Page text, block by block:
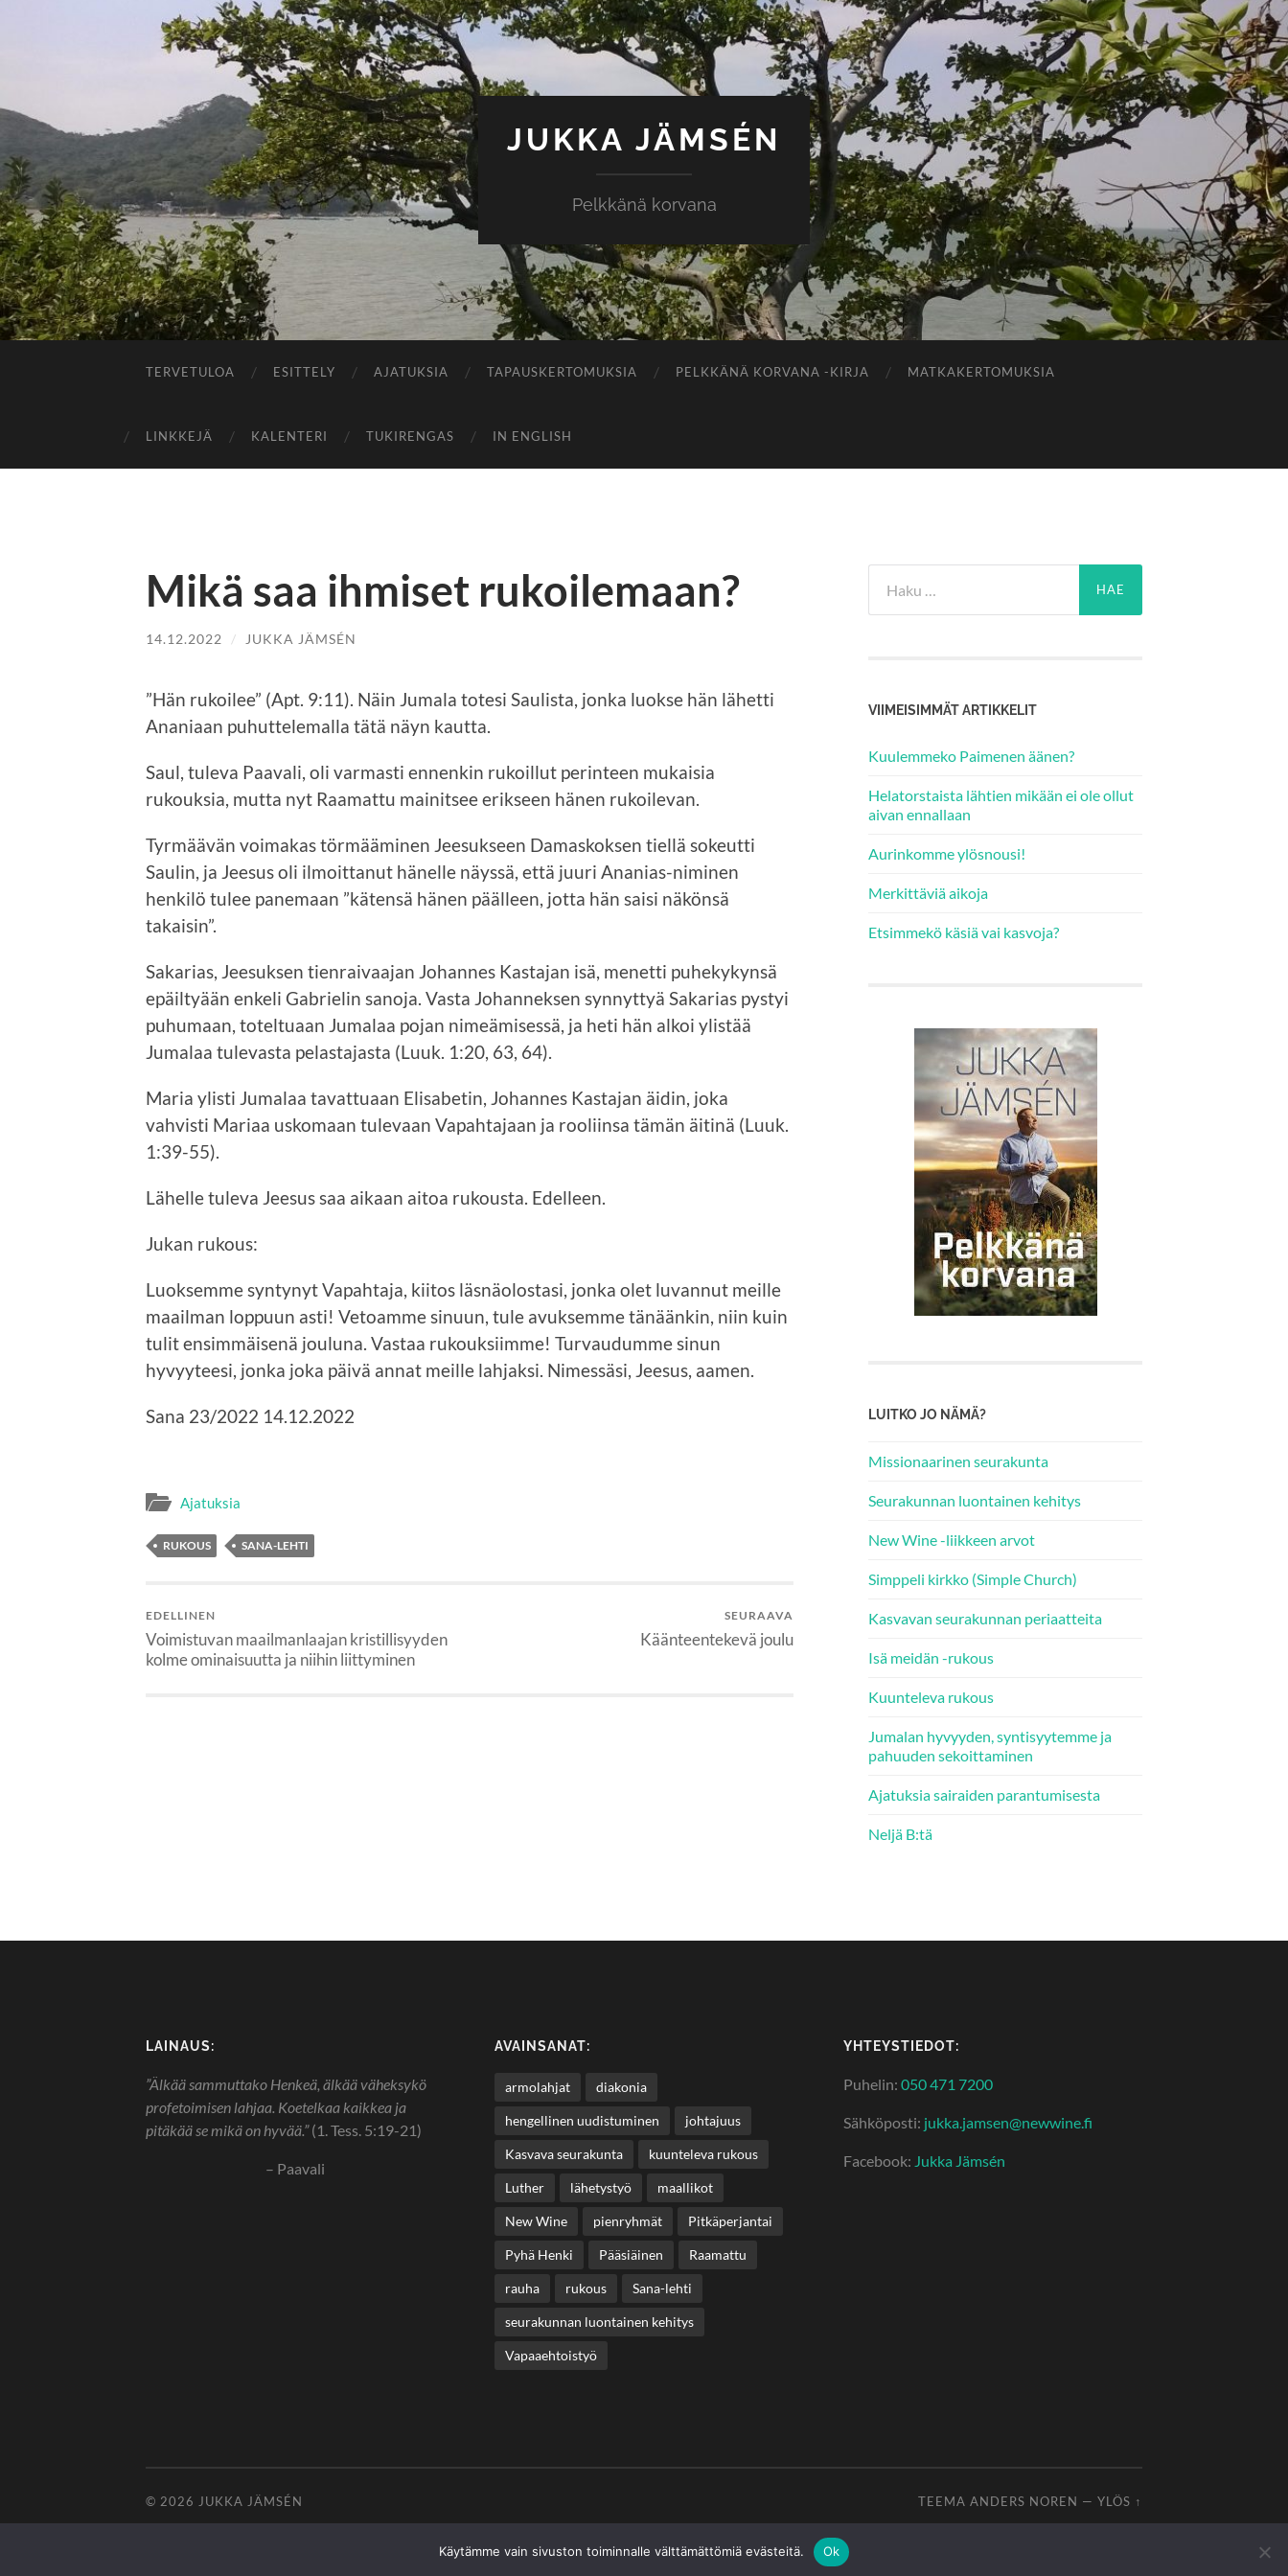
JUKKA JÄMSÉN
Pelkkänä korvana
TERVETULOA ESITTELY AJATUKSIA TAPAUSKERTOMUKSIA PELKKÄNÄ KORVANA -KIRJA MATKAKERTOMUKSIA
LINKKEJÄ KALENTERI TUKIRENGAS IN ENGLISH
Mikä saa ihmiset rukoilemaan?
14.12.2022 / JUKKA JÄMSÉN
”Hän rukoilee” (Apt. 9:11). Näin Jumala totesi Saulista, jonka luokse hän lähetti
Ananiaan puhuttelemalla tätä näyn kautta.
Saul, tuleva Paavali, oli varmasti ennenkin rukoillut perinteen mukaisia
rukouksia, mutta nyt Raamattu mainitsee erikseen hänen rukoilevan.
Tyrmäävän voimakas törmääminen Jeesukseen Damaskoksen tiellä sokeutti
Saulin, ja Jeesus oli ilmoittanut hänelle näyssä, että juuri Ananias-niminen
henkilö tulee panemaan ”kätensä hänen päälleen, jotta hän saisi näkönsä
takaisin”.
Sakarias, Jeesuksen tienraivaajan Johannes Kastajan isä, menetti puhekykynsä
epäiltyään enkeli Gabrielin sanoja. Vasta Johanneksen synnyttyä Sakarias pystyi
puhumaan, toteltuaan Jumalaa pojan nimeämisessä, ja heti hän alkoi ylistää
Jumalaa tulevasta pelastajasta (Luuk. 1:20, 63, 64).
Maria ylisti Jumalaa tavattuaan Elisabetin, Johannes Kastajan äidin, joka
vahvisti Mariaa uskomaan tulevaan Vapahtajaan ja rooliinsa tämän äitinä (Luuk.
1:39-55).
Lähelle tuleva Jeesus saa aikaan aitoa rukousta. Edelleen.
Jukan rukous:
Luoksemme syntynyt Vapahtaja, kiitos läsnäolostasi, jonka olet luvannut meille
maailman loppuun asti! Vetoamme sinuun, tule avuksemme tänäänkin, niin kuin
tulit ensimmäisenä jouluna. Vastaa rukouksiimme! Turvaudumme sinun
hyvyyteesi, jonka joka päivä annat meille lahjaksi. Nimessäsi, Jeesus, aamen.
Sana 23/2022 14.12.2022
Ajatuksia
RUKOUS SANA-LEHTI
EDELLINEN
Voimistuvan maailmanlaajan kristillisyyden
kolme ominaisuutta ja niihin liittyminen
SEURAAVA
Käänteentekevä joulu
VIIMEISIMMÄT ARTIKKELIT
Kuulemmeko Paimenen äänen?
Helatorstaista lähtien mikään ei ole ollut
aivan ennallaan
Aurinkomme ylösnousi!
Merkittäviä aikoja
Etsimmekö käsiä vai kasvoja?
LUITKO JO NÄMÄ?
Missionaarinen seurakunta
Seurakunnan luontainen kehitys
New Wine -liikkeen arvot
Simppeli kirkko (Simple Church)
Kasvavan seurakunnan periaatteita
Isä meidän -rukous
Kuunteleva rukous
Jumalan hyvyyden, syntisyytemme ja
pahuuden sekoittaminen
Ajatuksia sairaiden parantumisesta
Neljä B:tä
LAINAUS:
”Älkää sammuttako Henkeä, älkää väheksykö
profetoimisen lahjaa. Koetelkaa kaikkea ja
pitäkää se mikä on hyvää.”(1. Tess. 5:19-21)
– Paavali
AVAINSANAT:
armolahjat diakonia
hengellinen uudistuminen johtajuus
Kasvava seurakunta kuunteleva rukous
Luther lähetystyö maallikot
New Wine pienryhmät Pitkäperjantai
Pyhä Henki Pääsiäinen Raamattu
rauha rukous Sana-lehti
seurakunnan luontainen kehitys
Vapaaehtoistyö
YHTEYSTIEDOT:
Puhelin: 050 471 7200
Sähköposti: jukka.jamsen@newwine.fi
Facebook: Jukka Jämsén
© 2026 JUKKA JÄMSÉN TEEMA ANDERS NOREN — YLÖS ↑
Käytämme vain sivuston toiminnalle välttämättömiä evästeitä. Ok